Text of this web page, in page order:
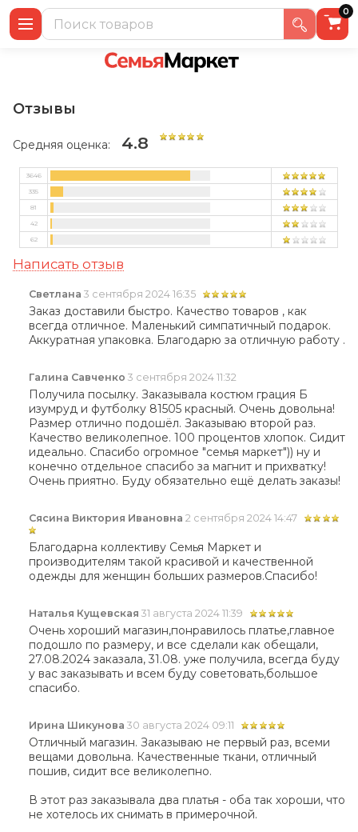
0
Отзывы
Средняя оценка: 4.8
3646
335
81
42
62
Написать отзыв
Светлана 3 сентября 2024 16:35
Заказ доставили быстро. Качество товаров , как
всегда отличное. Маленький симпатичный подарок.
Аккуратная упаковка. Благодарю за отличную работу .
Галина Савченко 3 сентября 2024 11:32
Получила посылку. Заказывала костюм грация Б
изумруд и футболку 81505 красный. Очень довольна!
Размер отлично подошёл. Заказываю второй раз.
Качество великолепное. 100 процентов хлопок. Сидит
идеально. Спасибо огромное "семья маркет")) ну и
конечно отдельное спасибо за магнит и прихватку!
Очень приятно. Буду обязательно ещё делать заказы!
Сясина Виктория Ивановна 2 сентября 2024 14:47
Благодарна коллективу Семья Маркет и
производителям такой красивой и качественной
одежды для женщин больших размеров.Спасибо!
Наталья Кущевская 31 августа 2024 11:39
Очень хороший магазин,понравилось платье,главное
подошло по размеру, и все сделали как обещали,
27.08.2024 заказала, 31.08. уже получила, всегда буду
у вас заказывать и всем буду советовать,большое
спасибо.
Ирина Шикунова 30 августа 2024 09:11
Отличный магазин. Заказываю не первый раз, всеми
вещами довольна. Качественные ткани, отличный
пошив, сидит все великолепно.
В этот раз заказывала два платья - оба так хороши, что
не хотелось их снимать в примерочной.